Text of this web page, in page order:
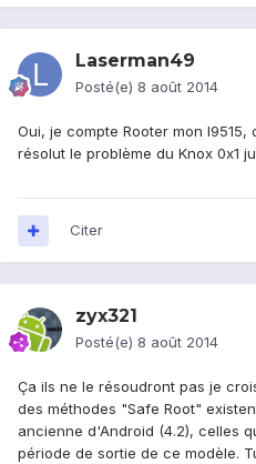
Laserman49
Posté(e) 8 août 2014
Oui, je compte Rooter mon
résolut le problème du Knox 0x1
Citer
zyx321
Posté(e) 8 août 2014
Ça ils ne le résoudront pas je
des méthodes "Safe Root"
ancienne d'Android (4.2), celles
période de sortie de ce modèle.